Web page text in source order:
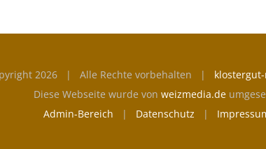
2026 | Alle Rechte vorbehalten |
Diese Webseite wurde von weizmedia.de
Admin-Bereich | Datenschutz |